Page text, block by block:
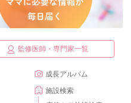
監修医師・専門家一覧
成長アルバム
施設検索